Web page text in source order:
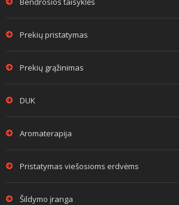
Prekių pristatymas
Prekių grąžinimas
DUK
Aromaterapija
Pristatymas viešosioms erdvėms
Šildymo įranga